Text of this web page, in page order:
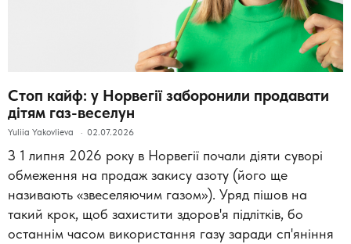
Стоп кайф: у Норвегії заборонили продавати
дітям газ-веселун
Yuliia Yakovlieva 02.07.2026
З 1 липня 2026 року в Норвегії почали діяти суворі
обмеження на продаж закису азоту (його ще
називають «звеселяючим газом»). Уряд пішов на
такий крок, щоб захистити здоров'я підлітків, бо
останнім часом використання газу заради сп'яніння